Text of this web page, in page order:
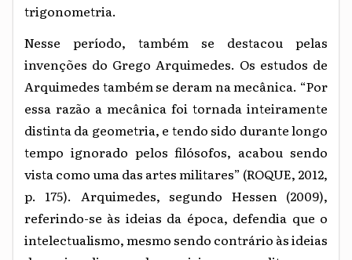
trigonometria.
Nesse período, também se destacou pelas
invenções do Grego Arquimedes. Os estudos de
Arquimedes também se deram na mecânica. “Por
essa razão a mecânica foi tornada inteiramente
distinta da geometria, e tendo sido durante longo
tempo ignorado pelos filósofos, acabou sendo
vista como uma das artes militares” (ROQUE, 2012,
p. 175). Arquimedes, segundo Hessen (2009),
referindo-se às ideias da época, defendia que o
intelectualismo, mesmo sendo contrário às ideias